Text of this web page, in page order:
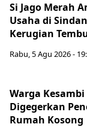
Si Jago Merah
Usaha di
Kerugian
Rabu, 5 Agu 2026 -
Warga
Digegerkan
Rumah Kosong